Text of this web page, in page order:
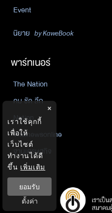
Event
นิยาย by KaweBook
พาร์ทเนอร์
The Nation
คม ชัด ลึก
Nation
Thainewsonline
ฐานเศรษฐกิจ
×
เราใช้คุกกี้
เพื่อให้
เว็บไซต์
ทำงานได้ดี
ขึ้น เพิ่มเติม
ยอมรับ
ตั้งค่า